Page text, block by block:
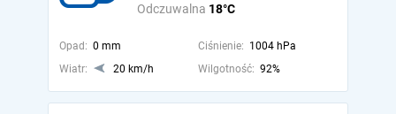
Odczuwalna 18°C
Opad: 0 mm Ciśnienie: 1004 hPa
Wiatr:
20 km/h Wilgotność: 92%